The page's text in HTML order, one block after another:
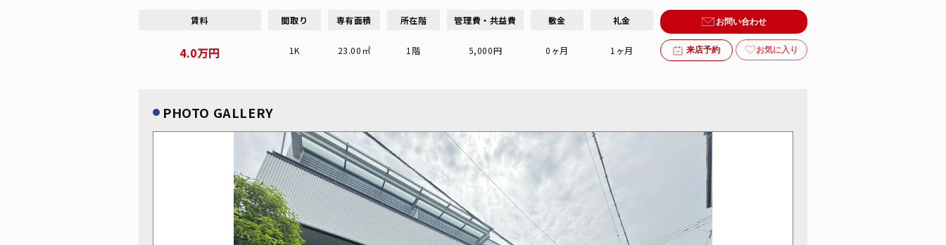
賃料
4.0万円
間取り
1K
専有面積
23.00㎡
所在階
1階
管理費・共益費
5,000円
敷金
0ヶ月
礼金
1ヶ月
お問い合わせ
来店予約 お気に入り
PHOTO GALLERY